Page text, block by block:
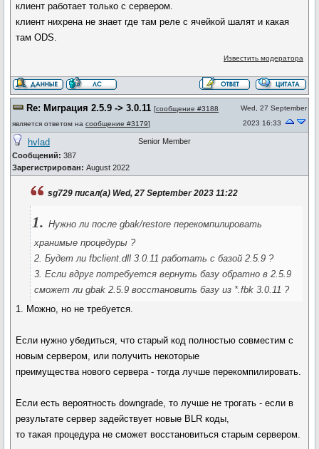
клиент работает только с сервером.
клиент нихрена не знает где там реле с ячейкой шалят и какая
там ODS.
Известить модератора
Re: Миграция 2.5.9 -> 3.0.11 [сообщение #3188
является ответом на сообщение #3179]
Wed, 27 September
2023 16:33
hvlad
Сообщений: 387
Зарегистрирован: August 2022
Senior Member
sg729 писал(а) Wed, 27 September 2023 11:22
1. Нужно ли после gbak/restore перекомпилировать
хранимые процедуры ?
2. Будет ли fbclient.dll 3.0.11 работать с базой 2.5.9 ?
3. Если вдруг потребуется вернуть базу обратно в 2.5.9
сможет ли gbak 2.5.9 восстановить базу из *.fbk 3.0.11 ?
1. Можно, но не требуется.
Если нужно убедиться, что старый код полностью совместим с
новым сервером, или получить некоторые
преимущества нового сервера - тогда лучше перекомпилировать.
Если есть вероятность downgrade, то лучше не трогать - если в
результате сервер задействует новые BLR коды,
то такая процедура не сможет восстановиться старым сервером.